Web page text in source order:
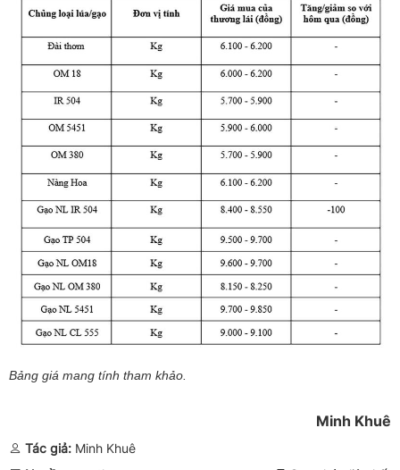
Bảng giá mang tính tham khảo.
Minh Khuê
Tác giả: Minh Khuê